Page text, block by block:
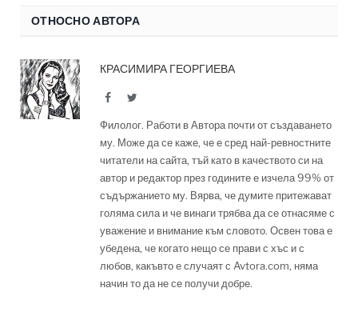
ОТНОСНО АВТОРА
КРАСИМИРА ГЕОРГИЕВА
FacebookTwitter
Филолог. Работи в Автора почти от създаването
му. Може да се каже, че е сред най-ревностните
читатели на сайта, тъй като в качеството си на
автор и редактор през годините е изчела 99% от
съдържанието му. Вярва, че думите притежават
голяма сила и че винаги трябва да се отнасяме с
уважение и внимание към словото. Освен това е
убедена, че когато нещо се прави с хъс и с
любов, какъвто е случаят с Avtora.com, няма
начин то да не се получи добре.